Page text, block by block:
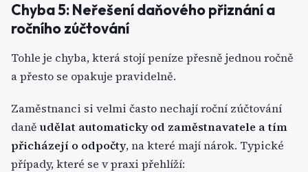
Chyba 5: Neřešení daňového přiznání a
ročního zúčtování
Tohle je chyba, která stojí peníze přesně jednou ročně
a přesto se opakuje pravidelně.
Zaměstnanci si velmi často nechají roční zúčtování
daněudělat automaticky od zaměstnavatele a tím
přicházejí o odpočty, na které mají nárok. Typické
případy, které se v praxi přehlíží: